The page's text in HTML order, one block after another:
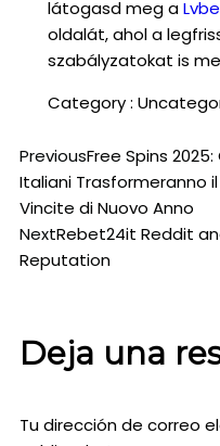
látogasd meg a
oldalát, ahol a
szabályzatokat is
Category :
PreviousFree Spins
Italiani Trasformeranno
Vincite di Nuovo Anno
NextRebet24it Reddit
Reputation
Deja una
Tu dirección de correo